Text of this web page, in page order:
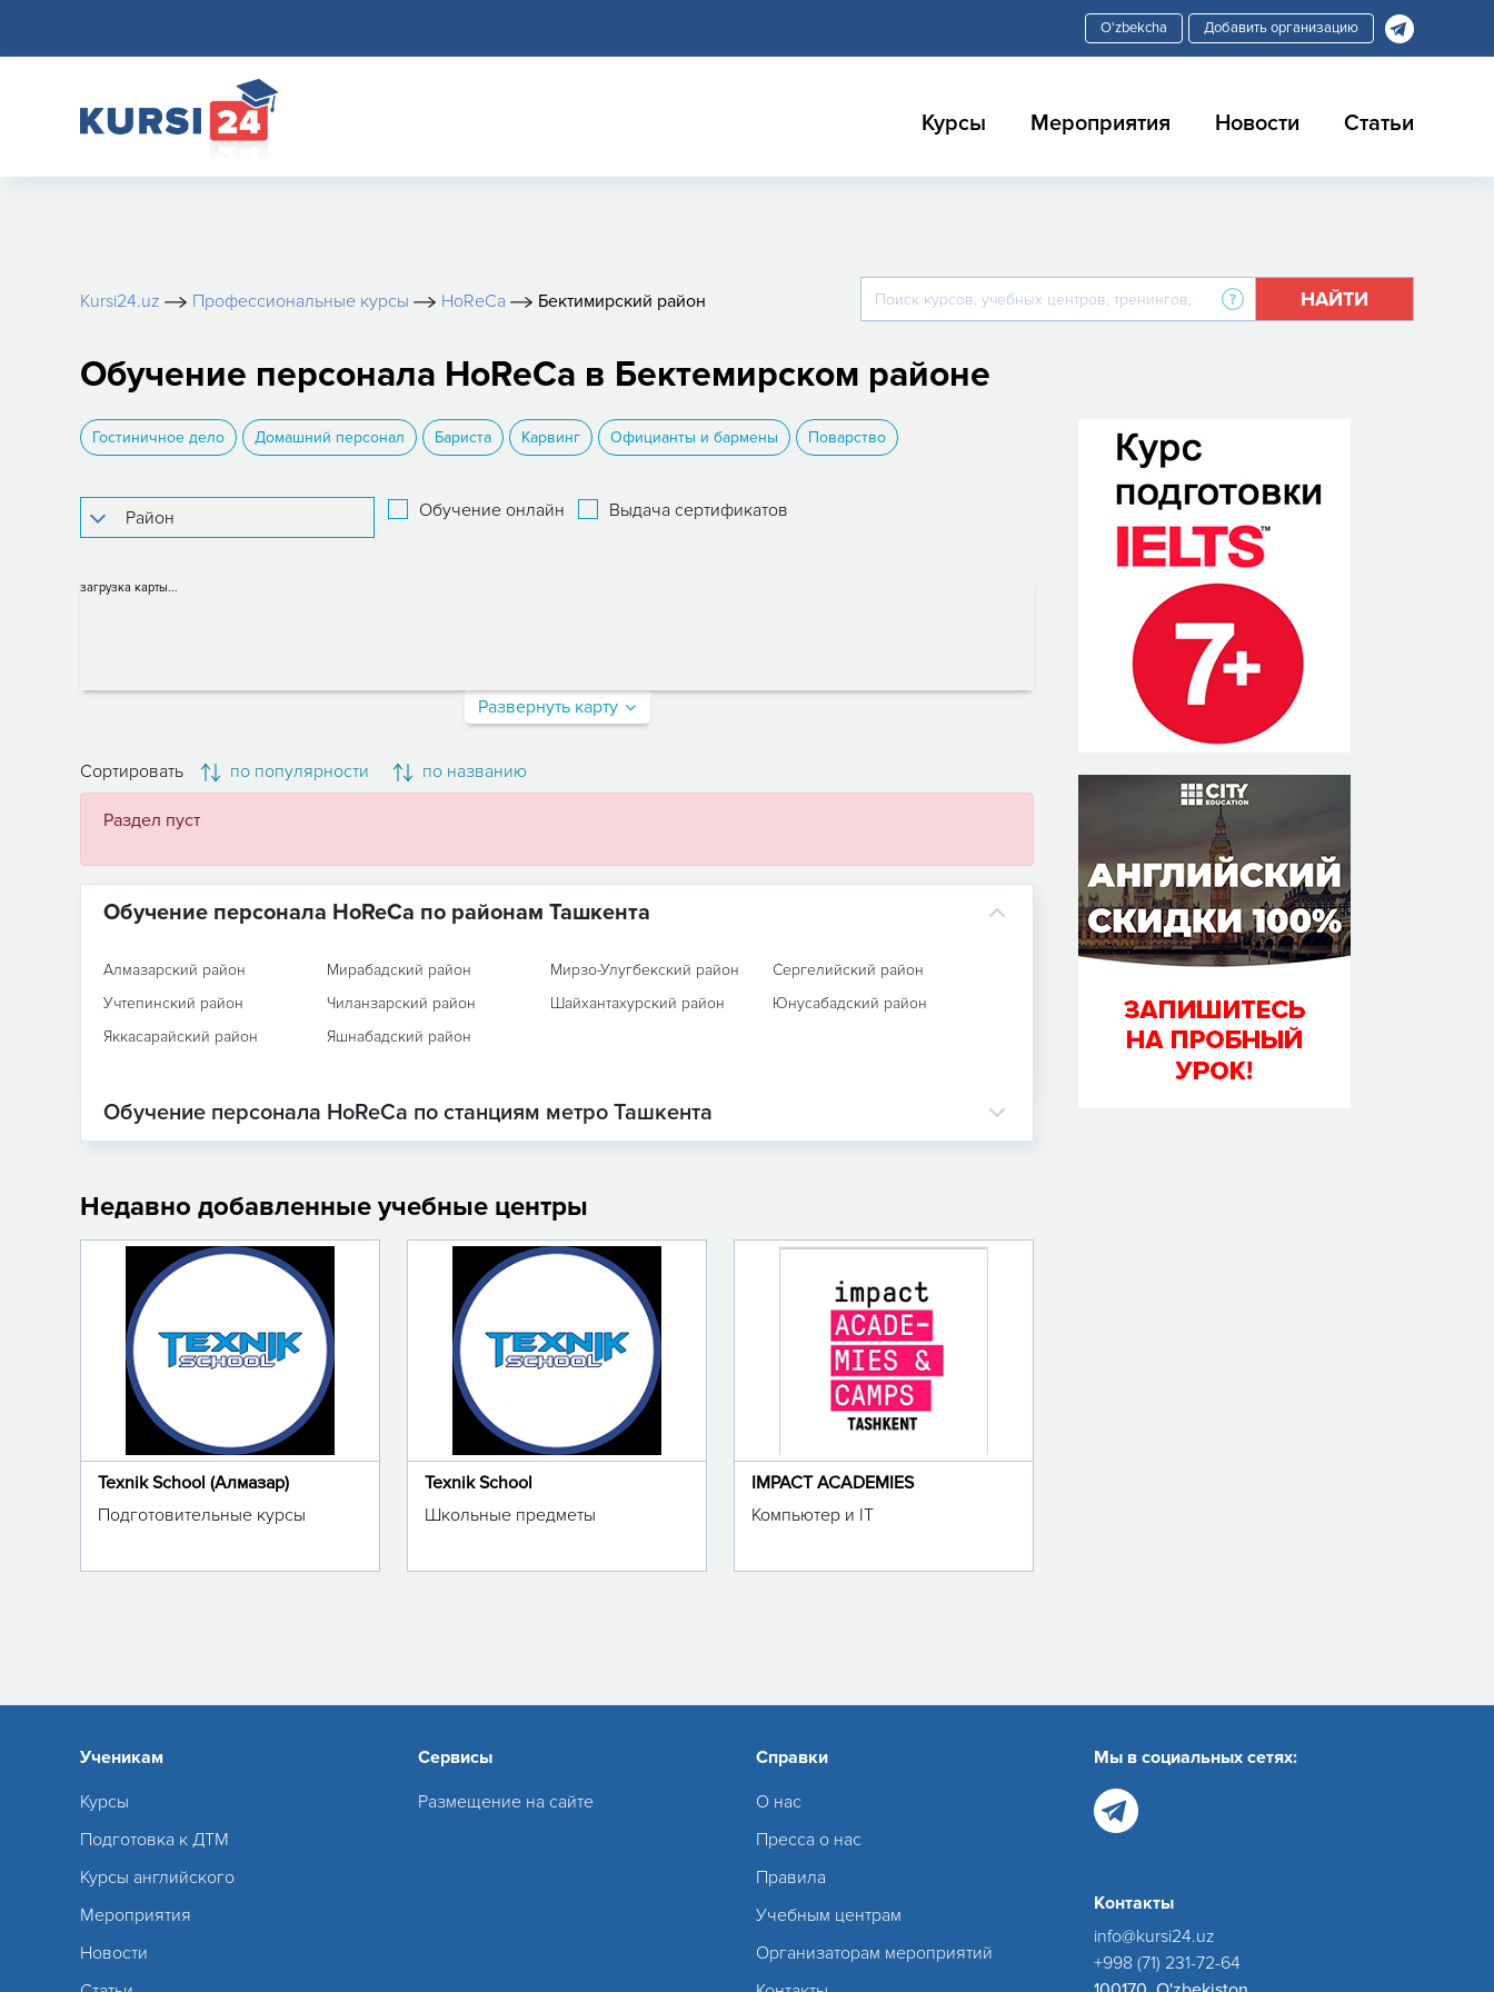
Добавить организацию
Курсы Мероприятия Новости Статьи
Kursi24.uz Профессиональные курсы HoReCa Бектимирский район НАЙТИ
Обучение персонала HoReCa в Бектемирском районе
Гостиничное дело Домашний персонал Бариста Карвинг Официанты и бармены Поварство
Обучение онлайн Выдача сертификатов
загрузка карты...
Развернуть карту
Сортировать по популярности по названию
Раздел пуст
Обучение персонала HoReCa по районам Ташкента
Алмазарский район Мирабадский район Мирзо-Улугбекский район
Сергелийский район
Учтепинский район
Чиланзарский район Шайхантахурский район
Юнусабадский район
Яккасарайский район
Яшнабадский район
Обучение персонала HoReCa по станциям метро Ташкента
Недавно добавленные учебные центры
Texnik School (Алмазар)
Подготовительные курсы
Texnik School
Школьные предметы
IMPACT ACADEMIES
Компьютер и IT
Ученикам
Курсы
Подготовка к ДТМ
Курсы английского
Мероприятия
Новости
Сервисы
Размещение на сайте
Справки
О нас
Пресса о нас
Правила
Учебным центрам
Организаторам мероприятий
Мы в социальных сетях:
Контакты
info@kursi24.uz
+998 (71) 231-72-64